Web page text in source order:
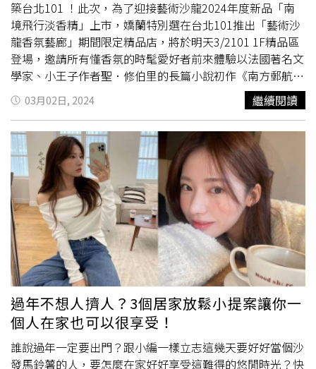
「每一次噴上它都讓我覺得好親近、好舒服。」而這樣溫暖
明亮的心情，對文廷來說也像是在走花路般，他希望能抱著
這樣的心意，好好愛著自己想守護的人事物（圖／源自
ELLE.com）！嬌蘭花草水語香氛全系列共有13支淡香水及
7支淡香精，每支都以花園及天然美景為創造靈感，不只能
單噴，還可享受香氛層疊帶來的變化及多樣性，多達400種
組合，讓你可以各種充滿大自然氛圍的不同香調，輕鬆打造
專屬於你的香氛風格及想傳達的生活態度。噴上花草水語，
彷彿穿過任意門，置身於充滿花香綠意的情境氛圍，沉浸在
大自然氛圍所帶來的療癒力及能量中（圖／品牌提供）。
是朋友的小孩，讓他有點失落！他還特別跟女兒說：『以後
交的男朋友要讓爸爸先看過！』醋勁十足笑翻全場！至於其
他香氣，他說如果是平常每天都要噴，他會推薦「MUSC
OUTREBLANC藝術沙龍 靜日沉思淡香精」，是一種非常乾
淨舒適的香氣，也很都會感，感覺有如乾淨白襯衫的純淨
感！此外，剛好明天也是白色情人節，他自己主動說想要送
老婆蔡詩蕓「ROSE CHERIE藝術沙龍 親愛的玫瑰淡香
精」，以千葉玫瑰及大馬士革玫瑰共譜出的甜美氣息，絕對
是向老婆展示愛意的香氣。王陽明說明天白色情人節，要送
老婆蔡詩蕓玫瑰香氣的「ROSE CHERIE藝術沙龍 親愛的玫
瑰淡香精」超浪漫！（圖／蔡詩蕓IG、品牌提供）如果每天
都要噴的香水，王陽明推薦「MUSC OUTREBLANC藝術沙
龍 靜日沉思淡香精」，感覺有如乾淨白襯衫的純淨感！
（圖／侯世駿攝影、品牌提供）快點來台北101的嬌蘭藝術
沙龍香氛藝廊期間限定精品店選購專屬頂級香氛（圖／侯世
駿攝影）
築台北101 ！此次，為了迎接藝術沙龍2024年度新品「南
境飛行淡香精」上市，嬌蘭特別選在台北101推出「藝術沙
龍香氛藝廊」期間限定精品店，將於明天3/2101 1F精品區
登場，邀請所有懂香氛的時髦愛好者前來體驗以法國著名文
學家、小王子作者聖．修伯里的長篇小說初作《南方郵航》
為靈感創作的全新香氛，感受橙花飄向南方，優雅香氣在空
中飛揚，帶來令人陶醉的辛香料和木質香氣的嗅覺畫面。
（圖／品牌提供）「藝術沙龍香氛藝廊」期間限定精品店開
幕首月更提供「尊享香氛品鑑活動」，嬌蘭香水師在櫃上會
細心推薦專屬香氣，引領妳五感探索藝術沙龍，宛如穿越到
巴黎香榭大道旗艦店。(左)開幕首月3/2(六)-3/31(日)，提前
於嬌蘭官方Line線上預約「藝術沙龍香氛品鑑」，當日出席
並完成香氛新品體驗，享專屬香氛針管乙支。藝術沙龍高訂
香氛全系列消費滿$24,000，贈「香氛針管四入禮」。(右)
開幕首月3/2(六)-3/31(日)，選購任三件藝術沙龍高訂香氛
淡香精100ml或六件藝術沙龍頂級精粹香精，贈專屬高訂禮
盒。(數量有限，贈完為止)（圖／品牌提供） (左)母親節檔
期期間4/4(四)-5/12(日)，選購任兩件香氛蠟燭，贈「嬌蘭
居家藝術火柴盒」。(數量有限，贈完為止)(右)母親節檔期
期間4/4(四)-5/12(日)，消費滿$30,000，贈「高訂香氛隨身
瓶」。（圖／品牌提供）凡至期間限定精品店購買藝術沙龍
高訂香氛，無需額外費用，即可隨心挑選頂飾、綁繩及繩
03月02日, 2024 繼續閱讀
過年不想人擠人？3個居家放鬆小提案讓你一
個人在家也可以很享受！
誰說過年一定要出門？跟小編一樣立志這幾天要好好當個沙
發馬鈴薯的人，要怎麼在家好好享受這難得的悠閒時光？快